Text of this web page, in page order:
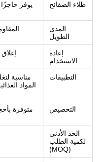
طلاء الصفائح
يوفر حاجزًا
المدى
الطويل
إعادة
الاستخدام
التطبيقات
مناسبة
المواد
التخصيص
متوفرة
الحد الأدنى
لكمية الطلب
(MOQ)